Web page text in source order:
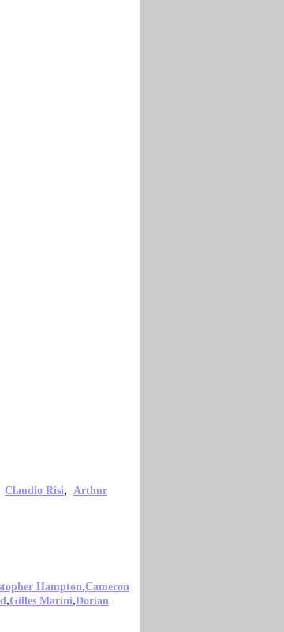
Claudio Risi, Arthur
Hampton,Cameron
,Gilles Marini,Dorian